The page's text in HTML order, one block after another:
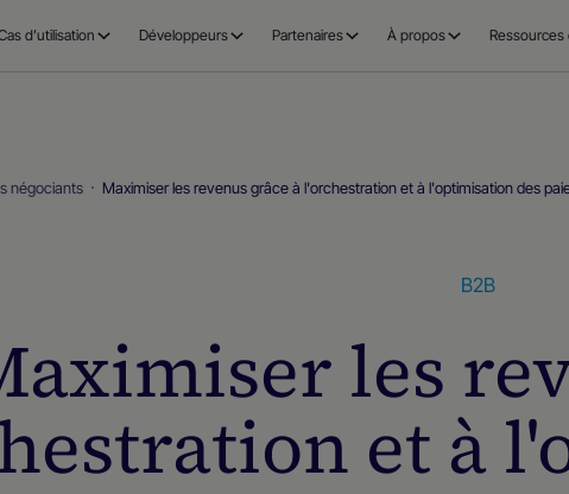
d’utilisation Développeurs Partenaires À propos
négociants Maximiser les revenus grâce à l'orchestration et à l'optimisation des
B2B
les
et à